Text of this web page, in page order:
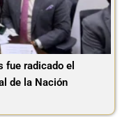
fue radicado el
de la Nación